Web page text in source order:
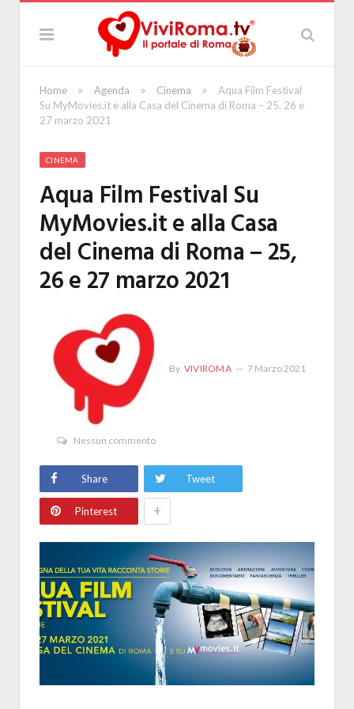
Home » Agenda » Cinema »
Aqua Film Festival
Su MyMovies.it e alla Casa del Cinema di Roma – 25, 26 e
27 marzo 2021
CINEMA
Aqua Film Festival Su
MyMovies.it e alla Casa
del Cinema di Roma – 25,
26 e 27 marzo 2021
By VIVIROMA 7 Marzo 2021
Nessun commento
Share Tweet
Pinterest +